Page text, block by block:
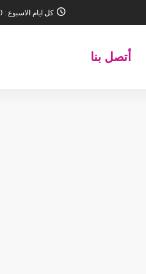
كل ايام الاسبوع : 10:00 - 23.00
أتصل بنا